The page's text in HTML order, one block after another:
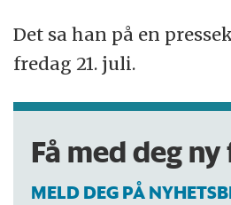
Det sa han på en
fredag 21. juli.
Få med deg
MELD DEG PÅ